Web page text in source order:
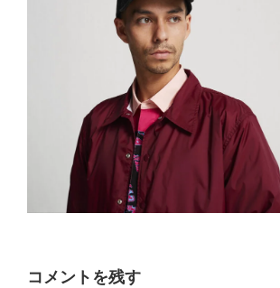
コメントを残す